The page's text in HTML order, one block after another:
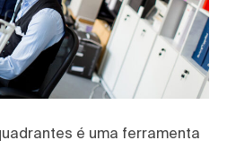
é uma ferramenta